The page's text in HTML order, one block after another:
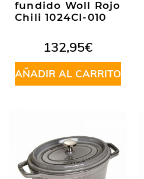
fundido Woll Rojo
Chili 1024CI-010
132,95€
AÑADIR AL CARRITO